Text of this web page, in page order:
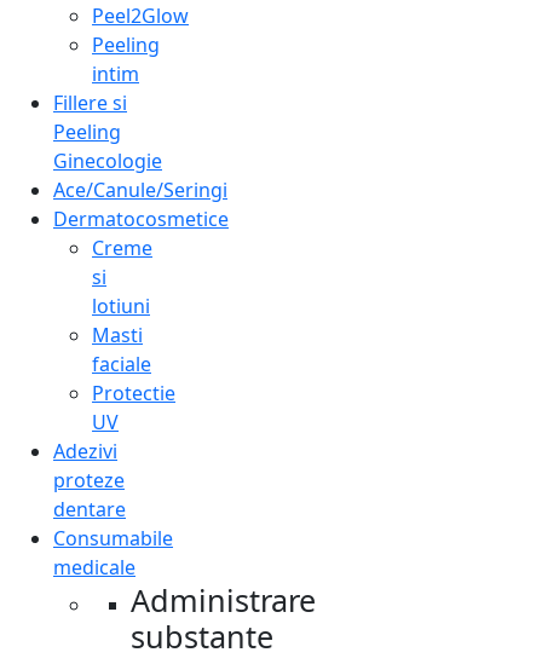
Peel2Glow
Peeling
intim
Fillere si
Peeling
Ginecologie
Ace/Canule/Seringi
Dermatocosmetice
Creme
si
lotiuni
Masti
faciale
Protectie
UV
Adezivi
proteze
dentare
Consumabile
medicale
Administrare
substante